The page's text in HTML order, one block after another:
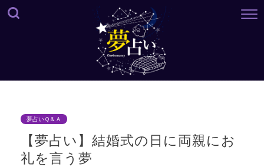
夢占いＱ＆Ａ
【夢占い】結婚式の日に両親にお
礼を言う夢